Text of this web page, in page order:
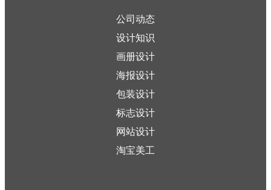
公司动态
设计知识
画册设计
海报设计
包装设计
标志设计
网站设计
淘宝美工